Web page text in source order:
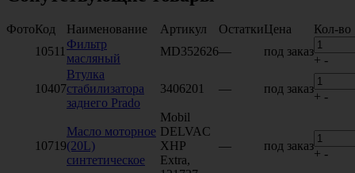
ФотоКод Наименование Артикул ОстаткиЦена
Кол-во
10511
Фильтр
масляный
MD352626— под заказ
+ -
10407
Втулка
стабилизатора
заднего Prado
3406201 — под заказ
+ -
10719
Масло моторное
(20L)
синтетическое
Mobil
DELVAC
ХНР
Extra,
— под заказ
+ -